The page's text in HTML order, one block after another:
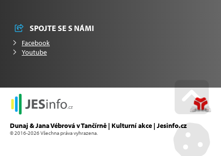
SPOJTE SE S NÁMI
Facebook
Youtube
Dunaj & Jana Vébrová v Tančírně | Kulturní akce | Jesinfo.cz
© 2016-2026 Všechna práva vyhrazena. Go